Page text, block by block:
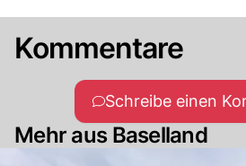
Kommentare
Schreibe einen
Mehr aus Baselland